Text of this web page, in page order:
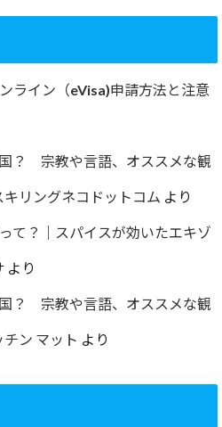
ライン（eVisa)申請方法と注意
？ 宗教や言語、オススメな観
キリングネコドットコム より
て？｜スパイスが効いたエキゾ
より
？ 宗教や言語、オススメな観
チン マット より